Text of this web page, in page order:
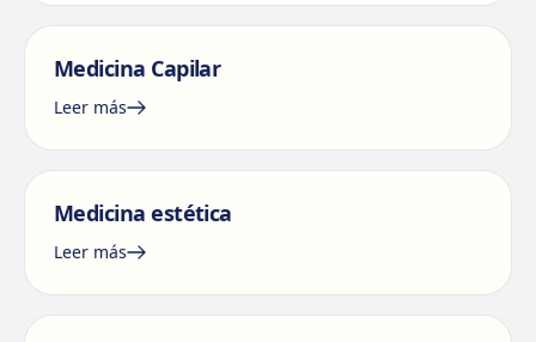
Medicina Capilar
Leer más
Medicina estética
Leer más